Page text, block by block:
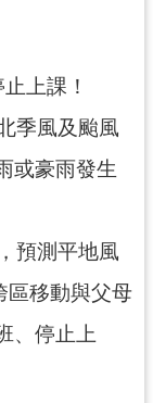
上課！
季風及颱風
或豪雨發生
預測平地風
區移動與父母
、停止上